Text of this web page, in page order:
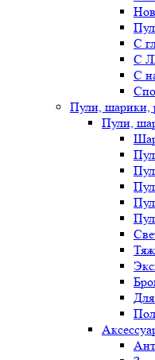
С
С
С
Пули, шарики,
Пули,